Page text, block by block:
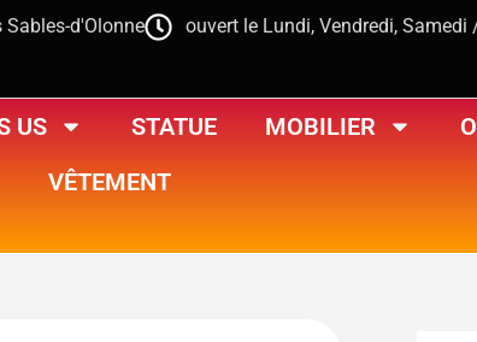
d'Olonne
ouvert le Lundi, Vendredi,
US STATUE MOBILIER
VÊTEMENT